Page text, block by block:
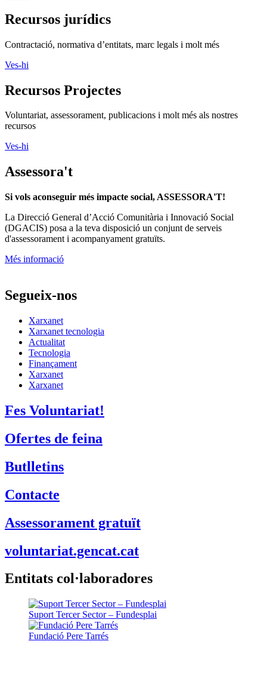
Recursos jurídics
Contractació, normativa d’entitats, marc legals i molt més
Ves-hi
Recursos Projectes
Voluntariat, assessorament, publicacions i molt més als nostres
recursos
Ves-hi
Assessora't
Si vols aconseguir més impacte social, ASSESSORA'T!
La Direcció General d’Acció Comunitària i Innovació Social
(DGACIS) posa a la teva disposició un conjunt de serveis
d'assessorament i acompanyament gratuïts.
Més informació
Segueix-nos
Xarxanet
Xarxanet tecnologia
Actualitat
Tecnologia
Finançament
Xarxanet
Xarxanet
Fes Voluntariat!
Ofertes de feina
Butlletins
Contacte
Assessorament gratuït
voluntariat.gencat.cat
Entitats col·laboradores
Suport Tercer Sector – Fundesplai
Fundació Pere Tarrés